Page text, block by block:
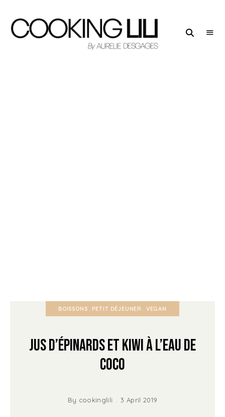
BOISSONS PETIT DÉJEUNER VEGAN
Jus d’épinards et kiwi à l’eau de
coco
By cookinglili 3 April 2019